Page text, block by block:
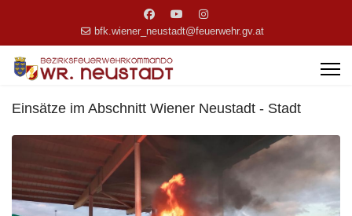
bfk.wiener_neustadt@feuerwehr.gv.at
Einsätze im Abschnitt Wiener Neustadt - Stadt